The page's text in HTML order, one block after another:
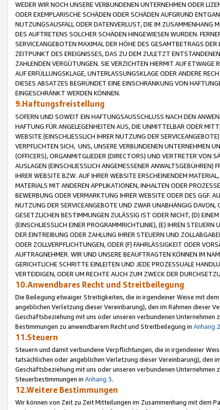
WEDER WIR NOCH UNSERE VERBUNDENEN UNTERNEHMEN ODER
ODER EXEMPLARISCHE SCHÄDEN ODER SCHÄDEN AUFGRUND
NUTZUNGSAUSFALL ODER DATENVERLUST, DIE IM ZUSAMMENHANG
DES AUFTRETENS SOLCHER SCHÄDEN HINGEWIESEN WURDEN.
SERVICEANGEBOTEN MAXIMAL DER HÖHE DES GESAMTBETRAGS
ZEITPUNKT DES EREIGNISSES, DAS ZU DEM ZULETZT
ZAHLENDEN VERGÜTUNGEN. SIE VERZICHTEN HIERMIT AUF
AUF ERFÜLLUNGSKLAGE, UNTERLASSUNGSKLAGE ODER ANDERE
DIESES ABSATZES BEGRÜNDET EINE EINSCHRÄNKUNG VON
EINGESCHRÄNKT WERDEN KÖNNEN.
9.Haftungsfreistellung
SOFERN UND SOWEIT EIN HAFTUNGSAUSSCHLUSS NACH DEN
HAFTUNG FÜR ANGELEGENHEITEN AUS, DIE UNMITTELBAR ODER
WEBSITE (EINSCHLIESSLICH IHRER NUTZUNG DER
VERPFLICHTEN SICH, UNS, UNSERE VERBUNDENEN UNTERNEHMEN
(OFFICERS), ORGANMITGLIEDER (DIRECTORS) UND VERTRETER VON
AUSLAGEN (EINSCHLIESSLICH ANGEMESSENER
IHRER WEBSITE BZW. AUF IHRER WEBSITE ERSCHEINENDEM
MATERIALS MIT ANDEREN APPLIKATIONEN, INHALTEN ODER
BEWERBUNG ODER VERMARKTUNG IHRER WEBSITE ODER DES GGF.
NUTZUNG DER SERVICEANGEBOTE UND ZWAR UNABHÄNGIG
GESETZLICHEN BESTIMMUNGEN ZULÄSSIG IST ODER NICHT, (D)
(EINSCHLIESSLICH EINER PROGRAMMRICHTLINIE), (E) IHREN
DER EINTREIBUNG ODER ZAHLUNG IHRER STEUERN UND
ODER ZOLLVERPFLICHTUNGEN, ODER (F) FAHRLÄSSIGKEIT ODER
AUFTRAGNEHMER. WIR UND UNSERE BEAUFTRAGTEN KÖNNEN IM
GERICHTLICHE SCHRITTE EINLEITEN UND JEDE PROZESSUALE
VERTEIDIGEN, ODER UM RECHTE AUCH ZUM ZWECK DER
10.Anwendbares Recht und Streitbeilegung
Die Beilegung etwaiger Streitigkeiten, die in irgendeiner Weise mit
angeblichen Verletzung dieser Vereinbarung), den im Rahmen dieser
Geschäftsbeziehung mit uns oder unseren verbundenen
Bestimmungen zu anwendbarem Recht und Streitbeilegung in Anhang 2
11.Steuern
Steuern und damit verbundene Verpflichtungen, die in irgendeiner
tatsächlichen oder angeblichen Verletzung dieser Vereinbarung), den
Geschäftsbeziehung mit uns oder unseren verbundenen
Steuerbestimmungen in Anhang 3.
12.Weitere Bestimmungen
Wir können von Zeit zu Zeit Mitteilungen im Zusammenhang mit dem